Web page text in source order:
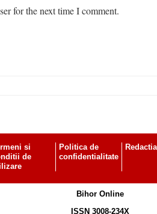
for the next time I comment.
si
de
Politica de
confidentialitate
Redactia
Bihor Online
ISSN 3008-234X